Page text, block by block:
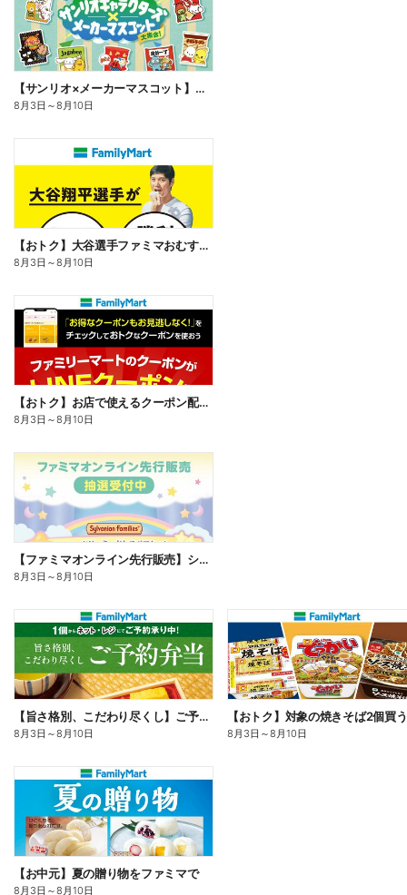
【サンリオ×メーカーマスコット】オリジナルグッズ貰える!
8月3日 ～8月10日
【おトク】大谷選手ファミマおむすび割
8月3日 ～8月10日
【おトク】お店で使えるクーポン配信中
8月3日 ～8月10日
【ファミマオンライン先行販売】シルバニアファミリー
8月3日 ～8月10日
【旨さ格別、こだわり尽くし】ご予約弁当
8月3日 ～8月10日 8月3日 ～8月10日
【お中元】夏の贈り物をファミマで
8月3日 ～8月10日